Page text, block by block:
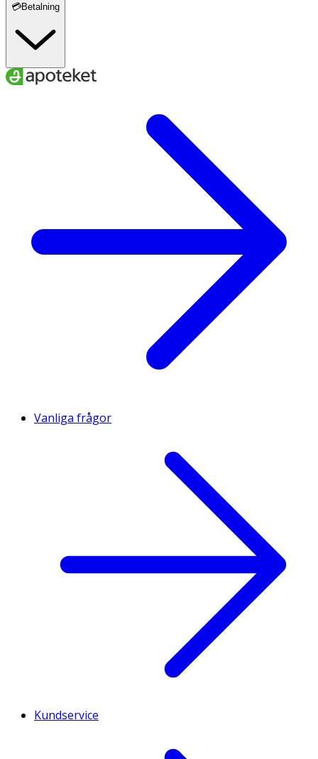
💳Betalning
Vanliga frågor
Kundservice